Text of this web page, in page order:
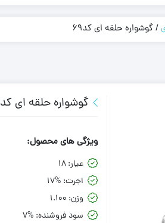
/گوشواره حلقه ای کد69
گوشواره حلقه ای کد69
ویژگی های محصول:
عیار: 18
اجرت: 17%
وزن: 1.100
سود فروشنده: 7%